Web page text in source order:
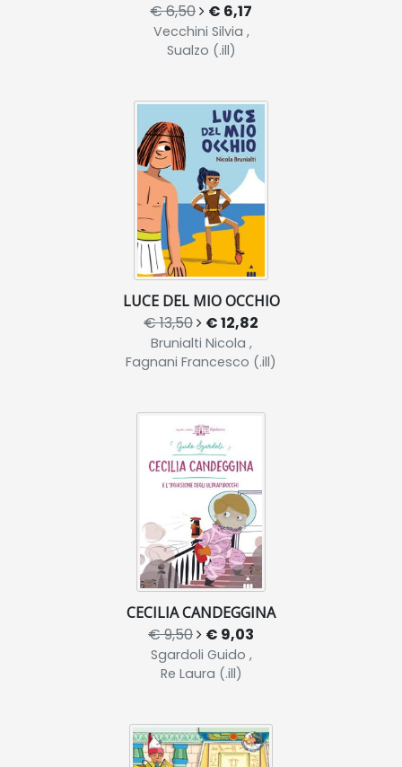
€ 6,50 € 6,17
Vecchini Silvia ,
Sualzo (.ill)
LUCE DEL MIO OCCHIO
€ 13,50 € 12,82
Brunialti Nicola ,
Fagnani Francesco (.ill)
CECILIA CANDEGGINA
€ 9,50 € 9,03
Sgardoli Guido ,
Re Laura (.ill)